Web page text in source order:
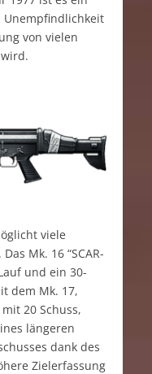
Unempfindlichkeit
von vielen
viele
Mk. 16 “SCAR-
und ein 30-
dem Mk. 17,
20 Schuss,
längeren
dank des
Zielerfassung